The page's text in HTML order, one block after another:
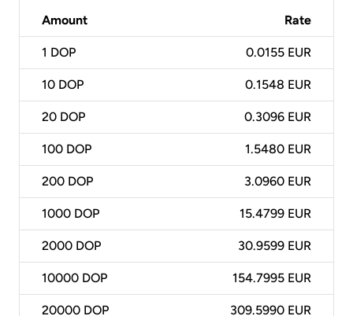
Amount Rate
1 DOP 0.0155 EUR
10 DOP 0.1548 EUR
20 DOP 0.3096 EUR
100 DOP 1.5480 EUR
200 DOP 3.0960 EUR
1000 DOP 15.4799 EUR
2000 DOP 30.9599 EUR
10000 DOP 154.7995 EUR
20000 DOP 309.5990 EUR